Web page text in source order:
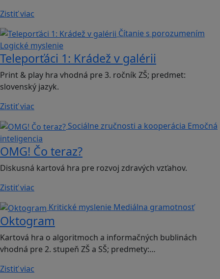
Zistiť viac
Čítanie s porozumením
Logické myslenie
Teleporťáci 1: Krádež v galérii
Print & play hra vhodná pre 3. ročník ZŠ; predmet:
slovenský jazyk.
Zistiť viac
Sociálne zručnosti a kooperácia Emočná
inteligencia
OMG! Čo teraz?
Diskusná kartová hra pre rozvoj zdravých vzťahov.
Zistiť viac
Kritické myslenie Mediálna gramotnosť
Oktogram
Kartová hra o algoritmoch a informačných bublinách
vhodná pre 2. stupeň ZŠ a SŠ; predmety:…
Zistiť viac